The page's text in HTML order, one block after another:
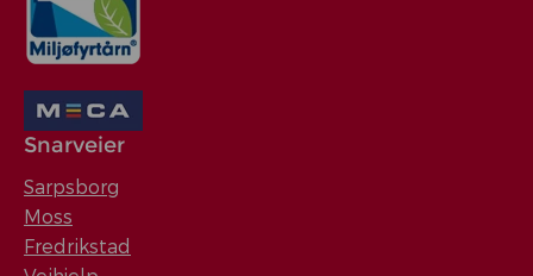
Snarveier
Sarpsborg
Moss
Fredrikstad